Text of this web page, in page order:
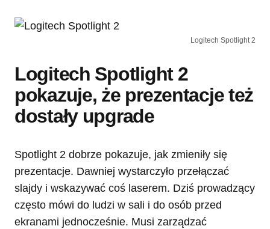
Logitech Spotlight 2
Logitech Spotlight 2
pokazuje, że prezentacje też
dostały upgrade
Spotlight 2 dobrze pokazuje, jak zmieniły się
prezentacje. Dawniej wystarczyło przełączać
slajdy i wskazywać coś laserem. Dziś prowadzący
często mówi do ludzi w sali i do osób przed
ekranami jednocześnie. Musi zarządzać